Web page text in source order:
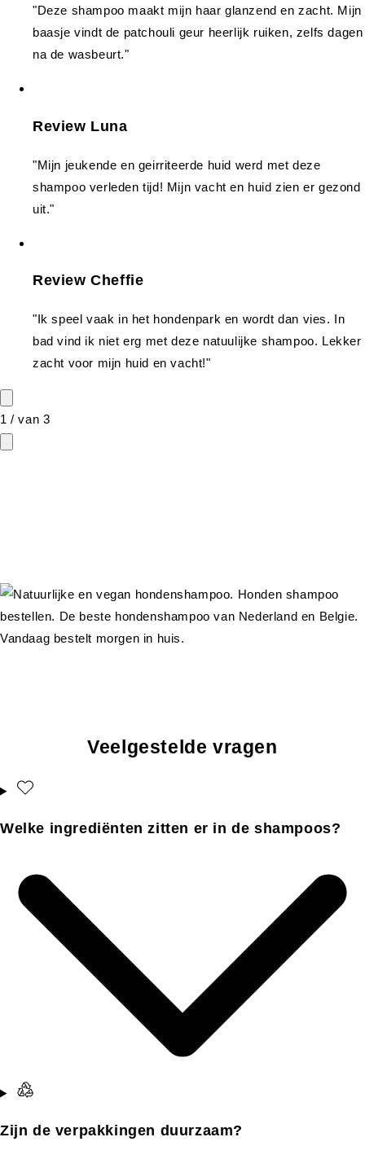
"Deze shampoo maakt mijn haar glanzend en zacht. Mijn
baasje vindt de patchouli geur heerlijk ruiken, zelfs dagen
na de wasbeurt."
Review Luna
"Mijn jeukende en geirriteerde huid werd met deze
shampoo verleden tijd! Mijn vacht en huid zien er gezond
uit."
Review Cheffie
"Ik speel vaak in het hondenpark en wordt dan vies. In
bad vind ik niet erg met deze natuulijke shampoo. Lekker
zacht voor mijn huid en vacht!"
1 /van 3
Veelgestelde vragen
Welke ingrediënten zitten er in de shampoos?
Zijn de verpakkingen duurzaam?